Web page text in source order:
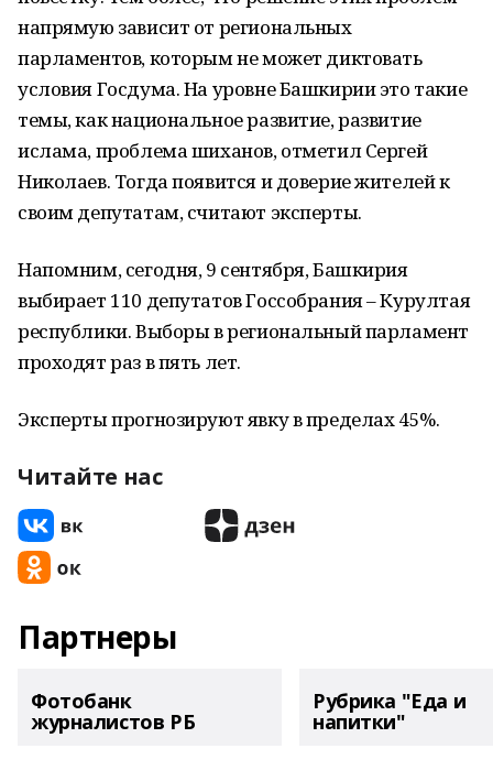
напрямую зависит от региональных
парламентов, которым не может диктовать
условия Госдума. На уровне Башкирии это такие
темы, как национальное развитие, развитие
ислама, проблема шиханов, отметил Сергей
Николаев. Тогда появится и доверие жителей к
своим депутатам, считают эксперты.
Напомним, сегодня, 9 сентября, Башкирия
выбирает 110 депутатов Госсобрания – Курултая
республики. Выборы в региональный парламент
проходят раз в пять лет.
Эксперты прогнозируют явку в пределах 45%.
Читайте нас
Партнеры
Фотобанк
журналистов РБ
Рубрика "Еда и
напитки"